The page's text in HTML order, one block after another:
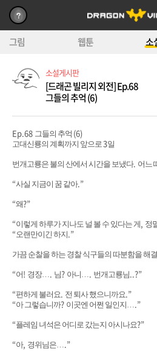
그림 웹툰 소
소설게시판
[드래곤 빌리지 외전] Ep.68
그들의 추억 (6)
Ep.68 그들의 추억 (6)
고대신룡의 계획까지 앞으로3일
번개고룡은 불의 산에서 시간을 보냈다. 어느
“사실 지금이 꿈 같아.”
“왜?”
“이렇게 하루가 지나도 널 볼 수 있다는 게, 정
“오랜만이긴 하지.”
가끔 순찰을 하는 경찰 식구들의 따분함을 해
“어! 경장…. 님? 아니…. 번개고룡님..?”
“편하게 불러요. 전 퇴사 했으니까요.”
“아 그렇습니까? 이곳엔 어쩐 일인지….”
“플레임 녀석은 어디로 갔는지 아시나요?”
“아, 경위님은….”